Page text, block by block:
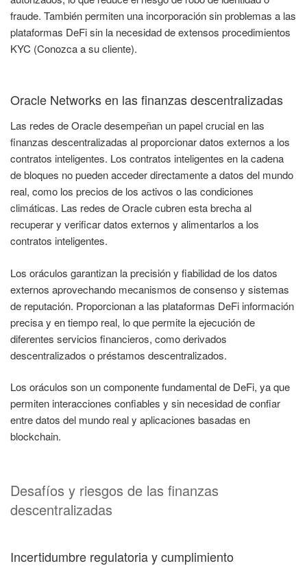
fraude. También permiten una incorporación sin problemas a las
plataformas DeFi sin la necesidad de extensos procedimientos
KYC (Conozca a su cliente).
Oracle Networks en las finanzas descentralizadas
Las redes de Oracle desempeñan un papel crucial en las
finanzas descentralizadas al proporcionar datos externos a los
contratos inteligentes. Los contratos inteligentes en la cadena
de bloques no pueden acceder directamente a datos del mundo
real, como los precios de los activos o las condiciones
climáticas. Las redes de Oracle cubren esta brecha al
recuperar y verificar datos externos y alimentarlos a los
contratos inteligentes.
Los oráculos garantizan la precisión y fiabilidad de los datos
externos aprovechando mecanismos de consenso y sistemas
de reputación. Proporcionan a las plataformas DeFi información
precisa y en tiempo real, lo que permite la ejecución de
diferentes servicios financieros, como derivados
descentralizados o préstamos descentralizados.
Los oráculos son un componente fundamental de DeFi, ya que
permiten interacciones confiables y sin necesidad de confiar
entre datos del mundo real y aplicaciones basadas en
blockchain.
Desafíos y riesgos de las finanzas
descentralizadas
Incertidumbre regulatoria y cumplimiento